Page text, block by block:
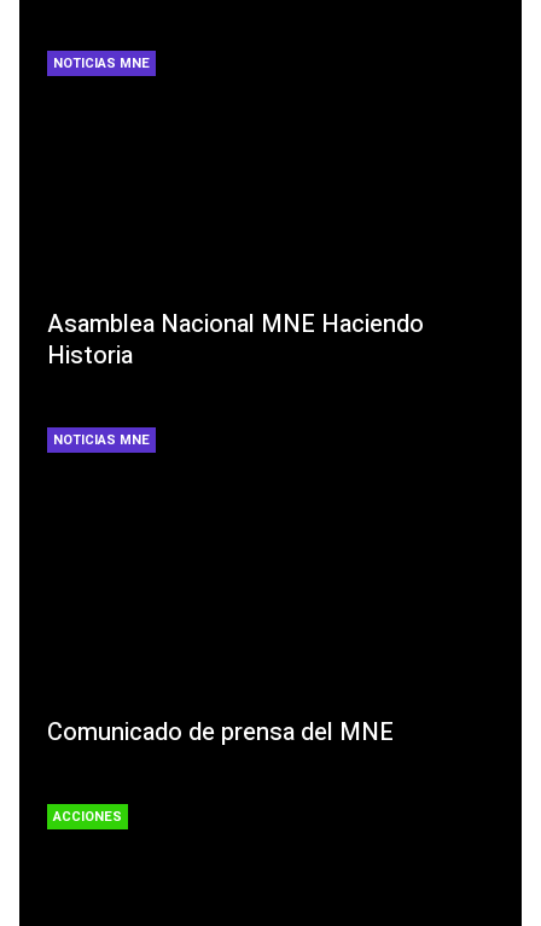
NOTICIAS MNE
Asamblea Nacional MNE Haciendo
Historia
NOTICIAS MNE
Comunicado de prensa del MNE
ACCIONES